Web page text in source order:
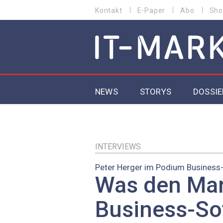
zum
MENU
Kontakt E-Paper Abo
MAIN NAVIGATION
NEWS STORYS
EU-
INTERVIEWS
Peter Herger im Podium
Was den
Business-